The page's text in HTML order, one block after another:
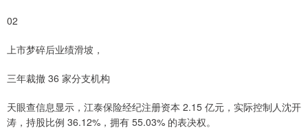
02
上市梦碎后业绩滑坡，
三年裁撤 36 家分支机构
天眼查信息显示，江泰保险经纪注册资本 2.15 亿元，实际控制人沈开
涛，持股比例 36.12%，拥有 55.03% 的表决权。